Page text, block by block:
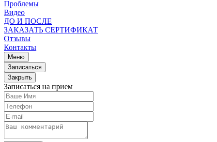
Проблемы
Видео
ДО И ПОСЛЕ
ЗАКАЗАТЬ СЕРТИФИКАТ
Отзывы
Контакты
Меню
Записаться
Закрыть
Записаться на прием